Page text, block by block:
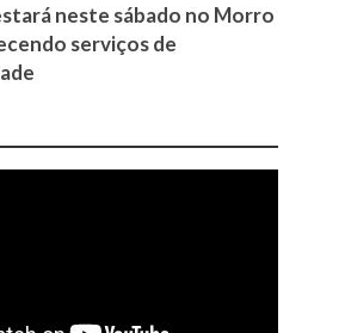
neste sábado no Morro
serviços de